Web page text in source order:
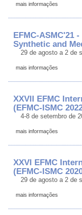
mais informações
EFMC-ASMC'21
Synthetic and
29 de agosto a 2 de
mais informações
XXVII EFMC
(EFMC-ISMC
4-8 de setembro de
mais informações
XXVI EFMC
(EFMC-ISMC
29 de agosto a 2 de
mais informações